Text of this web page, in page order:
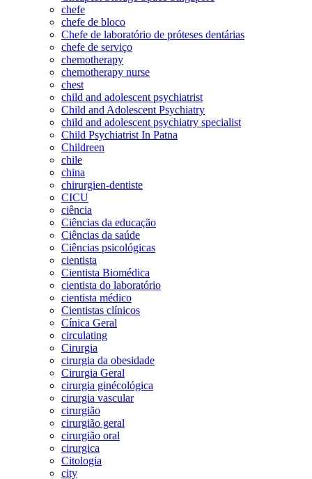
chefe
chefe de bloco
Chefe de laboratório de próteses dentárias
chefe de serviço
chemotherapy
chemotherapy nurse
chest
child and adolescent psychiatrist
Child and Adolescent Psychiatry
child and adolescent psychiatry specialist
Child Psychiatrist In Patna
Childreen
chile
china
chirurgien-dentiste
CICU
ciência
Ciências da educação
Ciências da saúde
Ciências psicológicas
cientista
Cientista Biomédica
cientista do laboratório
cientista médico
Cientistas clínicos
Cínica Geral
circulating
Cirurgia
cirurgia da obesidade
Cirurgia Geral
cirurgia ginécológica
cirurgia vascular
cirurgião
cirurgião geral
cirurgião oral
cirurgica
Citologia
city